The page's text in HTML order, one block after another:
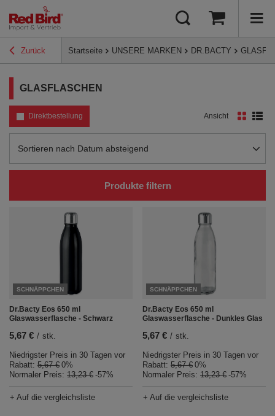
Zurück Startseite UNSERE MARKEN DR.BACTY
GLASFLASCHEN
Direktbestellung
Sortierung ändern
Sortieren nach Datum absteigend
Ansicht
Produkte filtern
SCHNÄPPCHEN
Dr.Bacty Eos 650 ml
Glaswasserflasche - Schwarz
5,67 € / stk.
Niedrigster Preis in 30 Tagen vor
Rabatt: 5,67 € 0%
Normaler Preis: 13,23 € -57%
+ Auf die vergleichsliste
SCHNÄPPCHEN
Dr.Bacty Eos 650 ml
Glaswasserflasche - Dunkles Glas
5,67 € / stk.
Niedrigster Preis in 30 Tagen vor
Rabatt: 5,67 € 0%
Normaler Preis: 13,23 € -57%
+ Auf die vergleichsliste